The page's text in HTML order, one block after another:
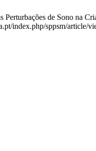
de Sono na
index.php/sppsm/article/